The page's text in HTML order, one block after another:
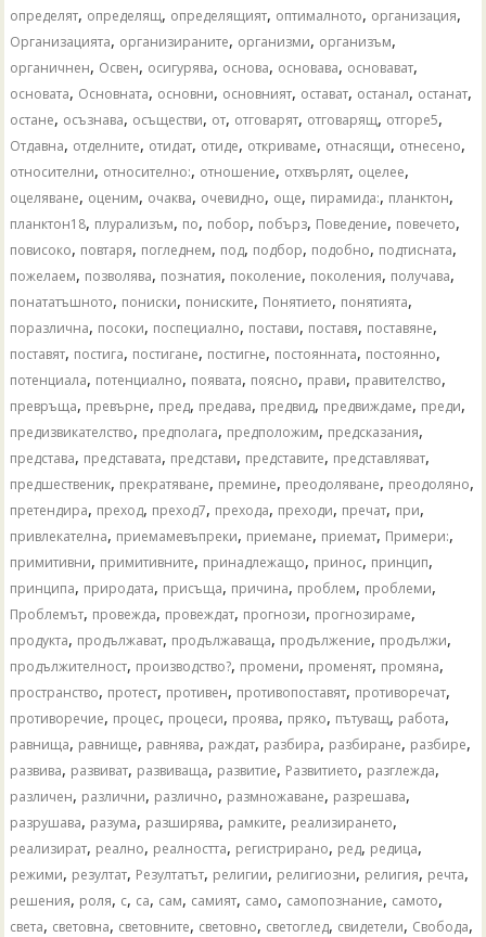
определят, определящ, определящият, оптималното, организация,
Организацията, организираните, организми, организъм,
органичнен, Освен, осигурява, основа, основава, основават,
основата, Основната, основни, основният, остават, останал, останат,
остане, осъзнава, осъществи, от, отговарят, отговарящ, отгоре5,
Отдавна, отделните, отидат, отиде, откриваме, отнасящи, отнесено,
относителни, относително:, отношение, отхвърлят, оцелее,
оцеляване, оценим, очаква, очевидно, още, пирамида:, планктон,
планктон18, плурализъм, по, побор, побърз, Поведение, повечето,
повисоко, повтаря, погледнем, под, подбор, подобно, подтисната,
пожелаем, позволява, познатия, поколение, поколения, получава,
понататъшното, пониски, пониските, Понятието, понятията,
поразлична, посоки, поспециално, постави, поставя, поставяне,
поставят, постига, постигане, постигне, постоянната, постоянно,
потенциала, потенциално, появата, поясно, прави, правителство,
превръща, превърне, пред, предава, предвид, предвиждаме, преди,
предизвикателство, предполага, предположим, предсказания,
представа, представата, представи, представите, представляват,
предшественик, прекратяване, премине, преодоляване, преодоляно,
претендира, преход, преход7, прехода, преходи, пречат, при,
привлекателна, приемамевъпреки, приемане, приемат, Примери:,
примитивни, примитивните, принадлежащо, принос, принцип,
принципа, природата, присъща, причина, проблем, проблеми,
Проблемът, провежда, провеждат, прогнози, прогнозираме,
продукта, продължават, продължаваща, продължение, продължи,
продължителност, производство?, промени, променят, промяна,
пространство, протест, противен, противопоставят, противоречат,
противоречие, процес, процеси, проява, пряко, пътуващ, работа,
равнища, равнище, равнява, раждат, разбира, разбиране, разбире,
развива, развиват, развиваща, развитие, Развитието, разглежда,
различен, различни, различно, размножаване, разрешава,
разрушава, разума, разширява, рамките, реализирането,
реализират, реално, реалността, регистрирано, ред, редица,
режими, резултат, Резултатът, религии, религиозни, религия, речта,
решения, роля, с, са, сам, самият, само, самопознание, самото,
света, световна, световните, световно, светоглед, свидетели, Свобода,